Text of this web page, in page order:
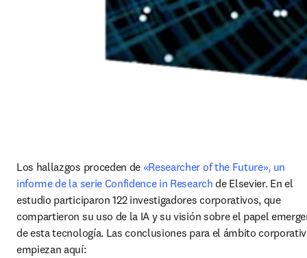
Los hallazgos proceden de «Researcher of the Future», un
informe de la serie Confidence in Research de Elsevier. En el
estudio participaron 122 investigadores corporativos, que
compartieron su uso de la IA y su visión sobre el papel
de esta tecnología. Las conclusiones para el ámbito
empiezan aquí: